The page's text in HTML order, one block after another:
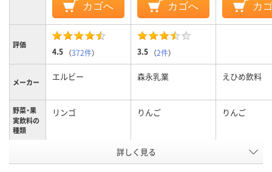
カゴへ カゴへ カ
評価
4.5 （372件） 3.5 （2件）
メーカー エルビー 森永乳業 えひめ飲料
野菜・果
実飲料の
種類
リンゴ りんご りんご
分
アップル果汁100% 100%
詳しく見る